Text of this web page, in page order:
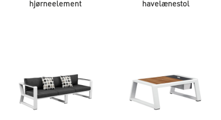
hjørneelement
havelænestol